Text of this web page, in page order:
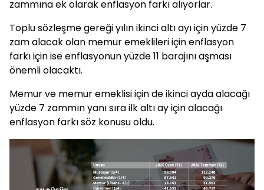
zammına ek olarak enflasyon farkı alıyorlar.
Toplu sözleşme gereği yılın ikinci altı ayı için yüzde 7
zam alacak olan memur emeklileri için enflasyon
farkı için ise enflasyonun yüzde 11 barajını aşması
önemli olacaktı.
Memur ve memur emeklisi için de ikinci ayda alacağı
yüzde 7 zammın yanı sıra ilk altı ay için alacağı
enflasyon farkı söz konusu oldu.